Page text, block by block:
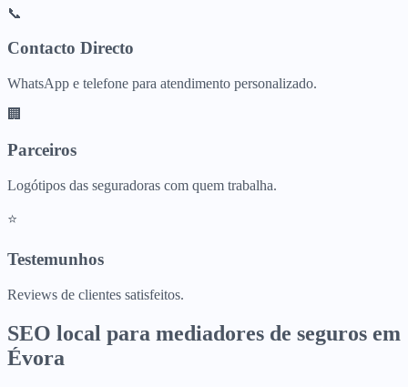
📞
Contacto Directo
WhatsApp e telefone para atendimento personalizado.
🏢
Parceiros
Logótipos das seguradoras com quem trabalha.
⭐
Testemunhos
Reviews de clientes satisfeitos.
SEO local para mediadores de seguros em
Évora